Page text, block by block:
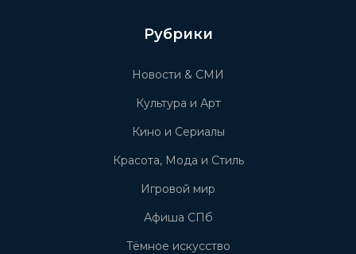
Рубрики
Новости & СМИ
Культура и Арт
Кино и Сериалы
Красота, Мода и Стиль
Игровой мир
Афиша СПб
Тёмное искусство